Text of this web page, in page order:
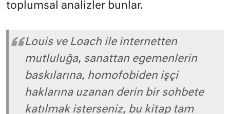
toplumsal analizler bunlar.
Louis ve Loach ile internetten
mutluluğa, sanattan egemenlerin
baskılarına, homofobiden işçi
haklarına uzanan derin bir sohbete
katılmak isterseniz, bu kitap tam